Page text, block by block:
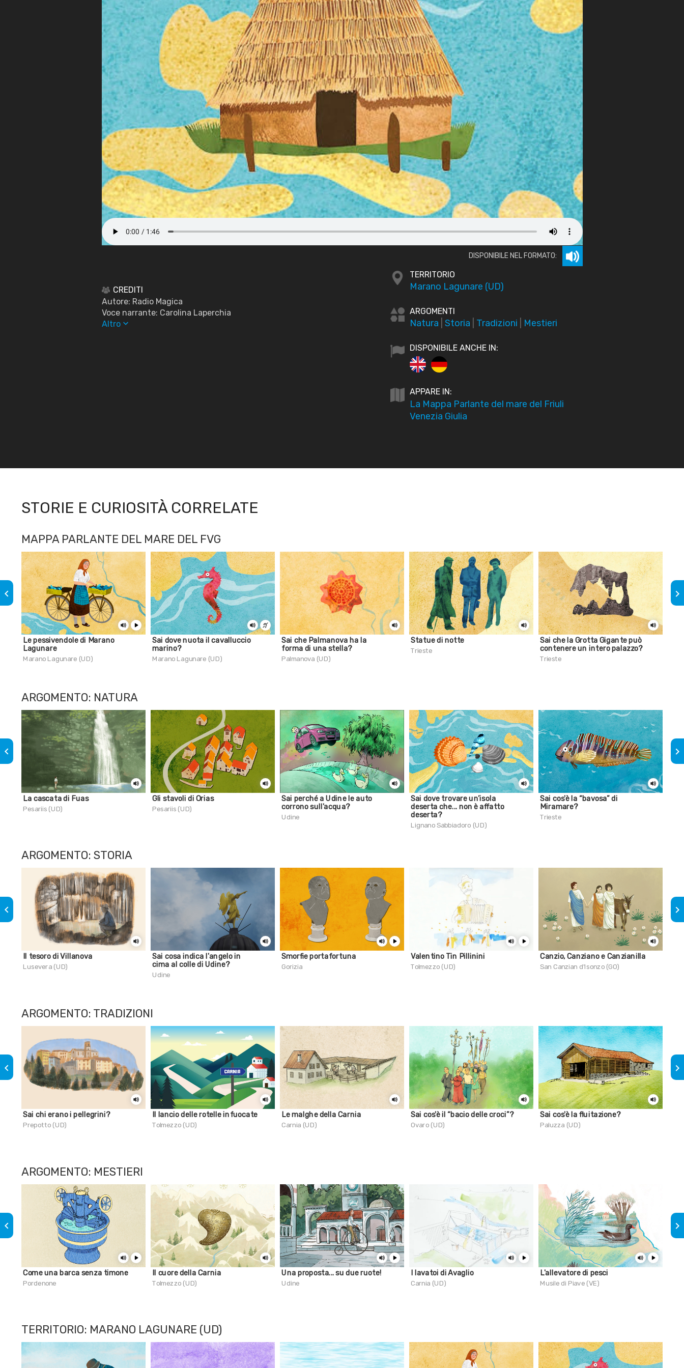
DISPONIBILE NEL FORMATO:
CREDITI
Autore: Radio Magica
Voce narrante: Carolina Laperchia
Altrokeyboard_arrow_down
TERRITORIO
Marano Lagunare (UD)
ARGOMENTI
Natura Storia Tradizioni Mestieri
DISPONIBILE ANCHE IN:
APPARE IN:
La Mappa Parlante del mare del Friuli
Venezia Giulia
STORIE E CURIOSITÀ CORRELATE
MAPPA PARLANTE DEL MARE DEL FVG
Le pessivendole di Marano
Lagunare
Marano Lagunare (UD)
Sai dove nuota il cavalluccio
marino?
Marano Lagunare (UD)
Sai che Palmanova ha la
forma di una stella?
Palmanova (UD)
Statue di notte
Trieste
Sai che la Grotta Gigante può
contenere un intero palazzo?
Trieste
keyboard_arrow_left keyboard_arrow_right
ARGOMENTO: NATURA
La cascata di Fuas
Pesariis (UD)
Gli stavoli di Orias
Pesariis (UD)
Sai perché a Udine le auto
corrono sull'acqua?
Udine
Sai dove trovare un’isola
deserta che... non è affatto
deserta?
Lignano Sabbiadoro (UD)
Sai cos'è la “bavosa” di
Miramare?
Trieste
keyboard_arrow_left keyboard_arrow_right
ARGOMENTO: STORIA
Il tesoro di Villanova
Lusevera (UD)
Sai cosa indica l'angelo in
cima al colle di Udine?
Udine
Smorfie portafortuna
Gorizia
Valentino Tin Pillinini
Tolmezzo (UD)
Canzio, Canziano e Canzianilla
San Canzian d'Isonzo (GO)
keyboard_arrow_left keyboard_arrow_right
ARGOMENTO: TRADIZIONI
Sai chi erano i pellegrini?
Prepotto (UD)
Il lancio delle rotelle infuocate
Tolmezzo (UD)
Le malghe della Carnia
Carnia (UD)
Sai cos'è il “bacio delle croci”?
Ovaro (UD)
Sai cos'è la fluitazione?
Paluzza (UD)
keyboard_arrow_left keyboard_arrow_right
ARGOMENTO: MESTIERI
Come una barca senza timone
Pordenone
Il cuore della Carnia
Tolmezzo (UD)
Una proposta... su due ruote!
Udine
I lavatoi di Avaglio
Carnia (UD)
L'allevatore di pesci
Musile di Piave (VE)
keyboard_arrow_left keyboard_arrow_right
TERRITORIO: MARANO LAGUNARE (UD)